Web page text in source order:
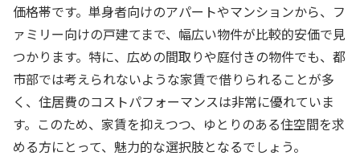
価格帯です。単身者向けのアパートやマンションから、フ
ァミリー向けの戸建てまで、幅広い物件が比較的安価で見
つかります。特に、広めの間取りや庭付きの物件でも、都
市部では考えられないような家賃で借りられることが多
く、住居費のコストパフォーマンスは非常に優れていま
す。このため、家賃を抑えつつ、ゆとりのある住空間を求
める方にとって、魅力的な選択肢となるでしょう。